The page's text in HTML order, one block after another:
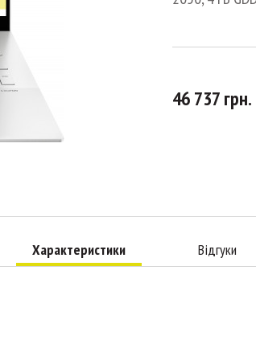
46 737 грн.
Характеристики Відгуки